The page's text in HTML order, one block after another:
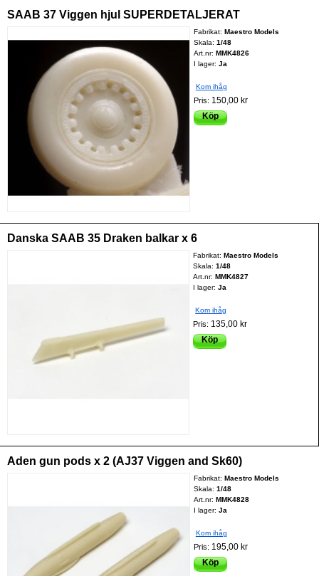
SAAB 37 Viggen hjul SUPERDETALJERAT
Fabrikat: Maestro Models
Skala: 1/48
Art.nr: MMK4826
I lager: Ja
Kom ihåg
Pris: 150,00 kr
Köp
Danska SAAB 35 Draken balkar x 6
Fabrikat:Maestro Models
Skala:1/48
Art.nr:MMK4827
I lager: Ja
Kom ihåg
Pris: 135,00 kr
Köp
Aden gun pods x 2 (AJ37 Viggen and Sk60)
Fabrikat: Maestro Models
Skala: 1/48
Art.nr: MMK4828
I lager: Ja
Kom ihåg
Pris: 195,00 kr
Köp